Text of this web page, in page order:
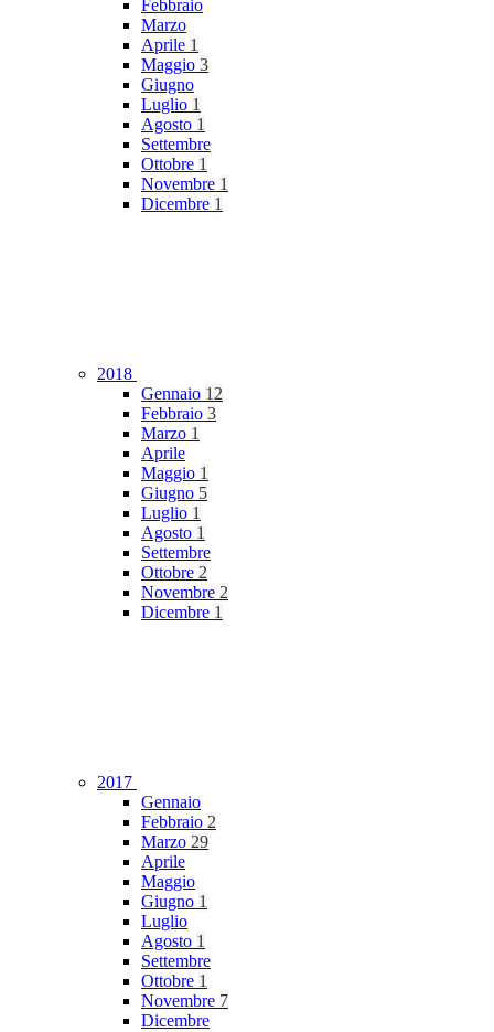
Febbraio
Marzo
Aprile 1
Maggio 3
Giugno
Luglio 1
Agosto 1
Settembre
Ottobre 1
Novembre 1
Dicembre 1
2018
Gennaio 12
Febbraio 3
Marzo 1
Aprile
Maggio 1
Giugno 5
Luglio 1
Agosto 1
Settembre
Ottobre 2
Novembre 2
Dicembre 1
2017
Gennaio
Febbraio 2
Marzo 29
Aprile
Maggio
Giugno 1
Luglio
Agosto 1
Settembre
Ottobre 1
Novembre 7
Dicembre